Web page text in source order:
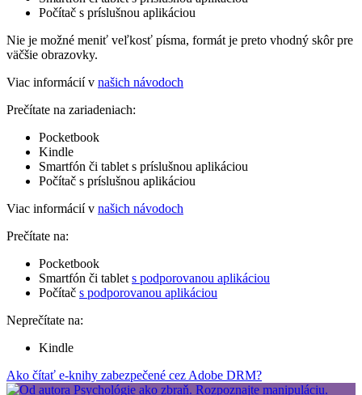
Počítač s príslušnou aplikáciou
Nie je možné meniť veľkosť písma, formát je preto vhodný skôr pre
väčšie obrazovky.
Viac informácií v našich návodoch
Prečítate na zariadeniach:
Pocketbook
Kindle
Smartfón či tablet s príslušnou aplikáciou
Počítač s príslušnou aplikáciou
Viac informácií v našich návodoch
Prečítate na:
Pocketbook
Smartfón či tablet s podporovanou aplikáciou
Počítač s podporovanou aplikáciou
Neprečítate na:
Kindle
Ako čítať e-knihy zabezpečené cez Adobe DRM?